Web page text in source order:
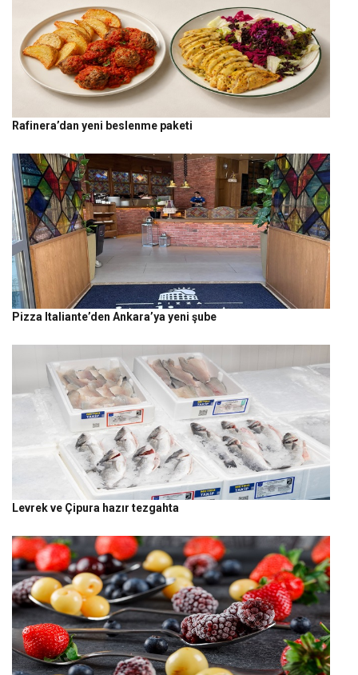
Rafinera’dan yeni beslenme paketi
Pizza Italiante’den Ankara’ya yeni şube
Levrek ve Çipura hazır tezgahta